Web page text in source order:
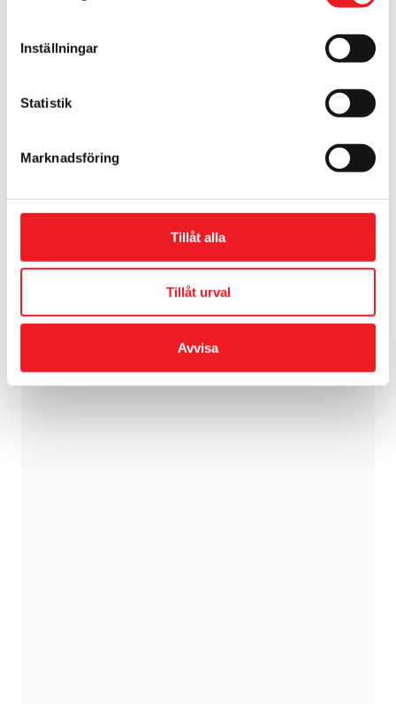
Inställningar
Statistik
Marknadsföring
Tillåt alla
Tillåt urval
Avvisa